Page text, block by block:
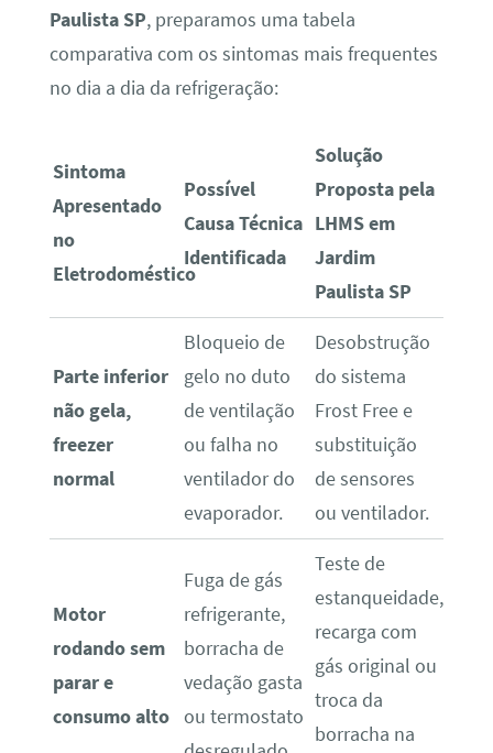
Paulista SP, preparamos uma tabela
comparativa com os sintomas mais frequentes
no dia a dia da refrigeração:
Sintoma
Apresentado
no
Eletrodoméstico
Possível
Causa Técnica
Identificada
Solução
Proposta pela
LHMS em
Jardim
Paulista SP
Parte inferior
não gela,
freezer
normal
Bloqueio de
gelo no duto
de ventilação
ou falha no
ventilador do
evaporador.
Desobstrução
do sistema
Frost Free e
substituição
de sensores
ou ventilador.
Motor
rodando sem
parar e
consumo alto
Fuga de gás
refrigerante,
borracha de
vedação gasta
ou termostato
Teste de
estanqueidade,
recarga com
gás original ou
troca da
borracha na